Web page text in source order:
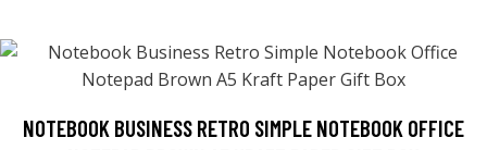
NOTEBOOK BUSINESS RETRO SIMPLE NOTEBOOK OFFICE